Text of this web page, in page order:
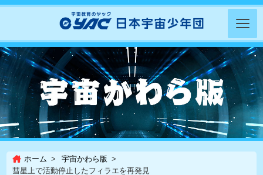
ホーム
宇宙かわら版
彗星上で活動停止したフィラエを再発見